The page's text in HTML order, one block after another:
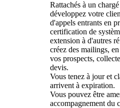
Rattachés à un
développez votre
d'appels entrants en
certification de
extension à d'autres
créez des mailings,
vos prospects,
devis.
Vous tenez à jour et
arrivent à expiration.
Vous pouvez être
accompagnement du